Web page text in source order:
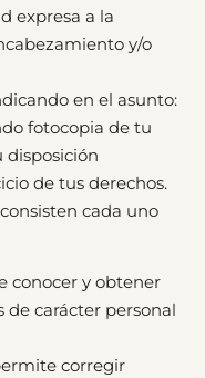
expresa a la
y/o
en el asunto:
fotocopia de tu
disposición
de tus derechos.
cada uno
conocer y obtener
de carácter personal
corregir